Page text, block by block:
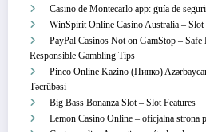
Casino de Montecarlo app: guía de
WinSpirit Online Casino Australia – Slot
PayPal Casinos Not on GamStop –
Responsible Gambling Tips
Pinco Online Kazino (Пинко)
Təcrübəsi
Big Bass Bonanza Slot – Slot Features
Lemon Casino Online – oficjalna strona